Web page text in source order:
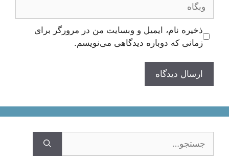
ذخیره نام، ایمیل و وبسایت من در مرورگر برای
زمانی که دوباره دیدگاهی می‌نویسم.